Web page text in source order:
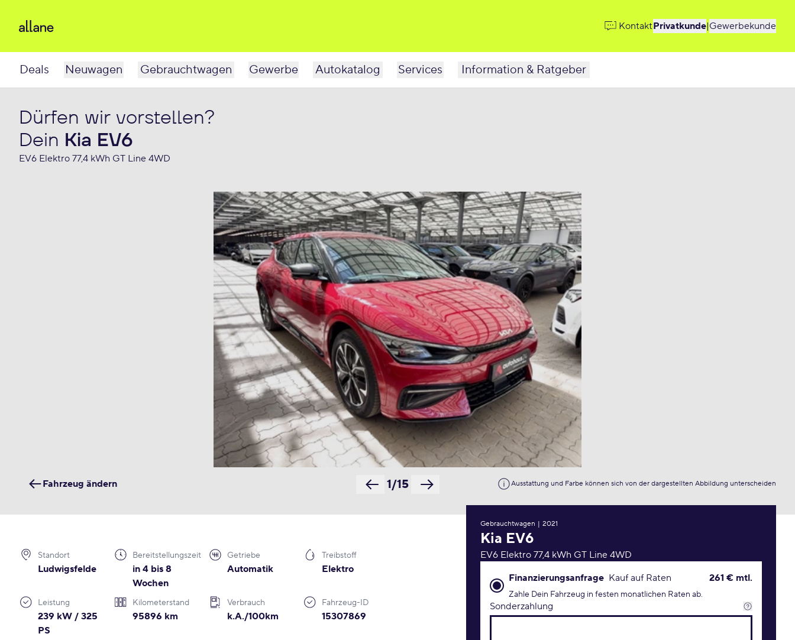
KontaktPrivatkunde|Gewerbekunde
Deals Neuwagen Gebrauchtwagen Gewerbe Autokatalog Services Information & Ratgeber
Dürfen wir vorstellen?
Dein Kia EV6
EV6 Elektro 77,4 kWh GT Line 4WD
Ausstattung und Farbe können sich von der dargestellten Abbildung unterscheiden
1/15
Fahrzeug ändern
Gebrauchtwagen | 2021
Kia EV6
EV6 Elektro 77,4 kWh GT Line 4WD
Finanzierungsanfrage Konditionen
Finanzierungsanfrage Kauf auf Raten
Zahle Dein Fahrzeug in festen monatlichen Raten ab.
261 € mtl.
Sonderzahlung
Standort
Ludwigsfelde
Bereitstellungszeit
in 4 bis 8
Wochen
Getriebe
Automatik
Treibstoff
Elektro
Leistung
239 kW / 325
PS
Kilometerstand
95896 km
Verbrauch
k.A./100km
Fahrzeug-ID
15307869